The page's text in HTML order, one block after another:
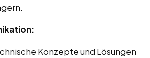
Konzepte und Lösungen